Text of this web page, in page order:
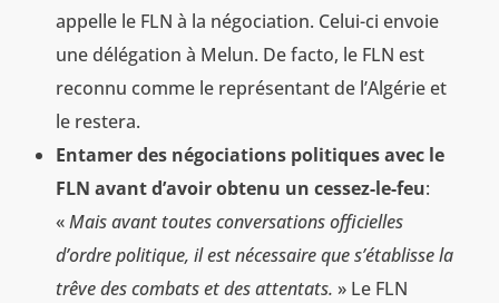
appelle le FLN à la négociation. Celui-ci envoie
une délégation à Melun. De facto, le FLN est
reconnu comme le représentant de l’Algérie et
le restera.
Entamer des négociations politiques avec le
FLN avant d’avoir obtenu un cessez-le-feu:
«Mais avant toutes conversations officielles
d’ordre politique, il est nécessaire que s’établisse la
trêve des combats et des attentats. » Le FLN